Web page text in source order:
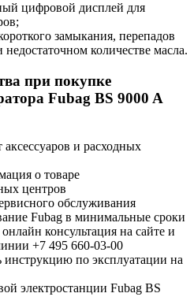
цифровой дисплей для
замыкания, перепадов
количестве масла.
при покупке
Fubag BS 9000 A
и расходных
о товаре
центров
обслуживания
Fubag в минимальные сроки
консультация на сайте и
+7 495 660-03-00
инструкцию по эксплуатации на
электростанции Fubag BS